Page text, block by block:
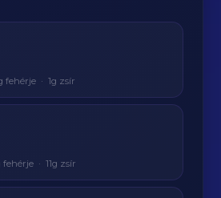
fehérje · 1g zsír
fehérje · 11g zsír